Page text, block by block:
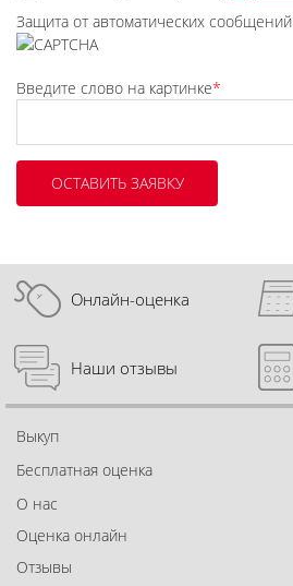
Защита от автоматических сообщений
Введите слово на картинке*
Онлайн-оценка
Наши отзывы
Выкуп
Бесплатная оценка
О нас
Оценка онлайн
Отзывы